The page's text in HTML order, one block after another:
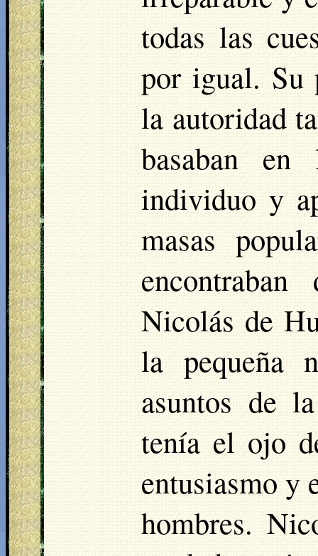
todas las
por igual. Su
la autoridad
basaban
individuo y
masas
Nicolás de
la pequeña
asuntos de
tenía el ojo
entusiasmo y
hombres.